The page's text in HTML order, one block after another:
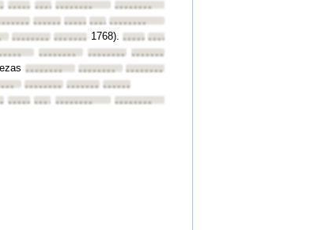
••••••••••••••••••••••••
••••••••
••••••••••••••••••••••••••••••••
•••••••• ••••••••1768). ••••••••••••••••
•••••••• •••••••• ••••••••
•••••••• ••••••••
••••••••
•••••••• ••••••••••••••••
••••••••••••••••••••••••
••••••••